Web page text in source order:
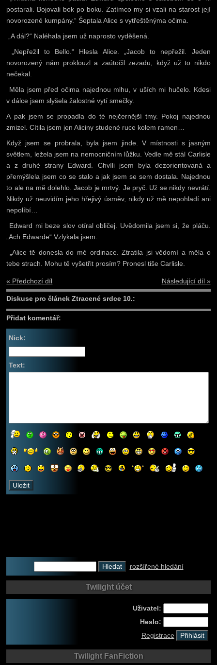
postarali. Bojovali bok po boku. Zatímco my si vzali na starost její
novorozené kumpány.“ Šeptala Alice s vytřeštěnýma očima.
„A dál?“ Naléhala jsem už naprosto vyděšená.
„Nepřežil to Bello.“ Hlesla Alice. „Jacob to nepřežil. Jeden
novorozený nám proklouzl a zaútočil zezadu, když už to nikdo
nečekal.
Měla jsem před očima najednou mlhu, v uších mi hučelo. Kdesi
v dálce jsem slyšela žalostné vytí smečky.
A pak jsem se propadla do té nejčernější tmy. Pokoj najednou
zmizel. Cítila jsem jen Aliciny studené ruce kolem ramen…
Když jsem se probrala, byla jsem jinde. V místnosti s jasným
světlem, ležela jsem na nemocničním lůžku. Vedle mě stál Carlisle
a z druhé strany Edward. Chvíli jsem byla dezorientovaná a
přemýšlela jsem co se stalo a jak jsem se sem dostala. Najednou
to ale na mě dolehlo. Jacob je mrtvý. Je pryč. Už se nikdy nevrátí.
Nikdy už neuvidím jeho hřejivý úsměv, nikdy už mě nepohladí ani
nepolíbí…
Edward mi beze slov otíral obličej. Uvědomila jsem si, že pláču.
„Ach Edwarde“ Vzlykala jsem.
„Alice tě donesla do mé ordinace. Ztratila jsi vědomí a měla o
tebe strach. Mohu tě vyšetřit prosím? Pronesl tiše Carlisle.
« Předchozí díl Následující díl »
Diskuse pro článek Ztracené srdce 10.:
Přidat komentář:
Nick:
Text:
rozšířené hledání
Twilight účet
Uživatel:
Heslo:
Registrace
Twilight FanFiction